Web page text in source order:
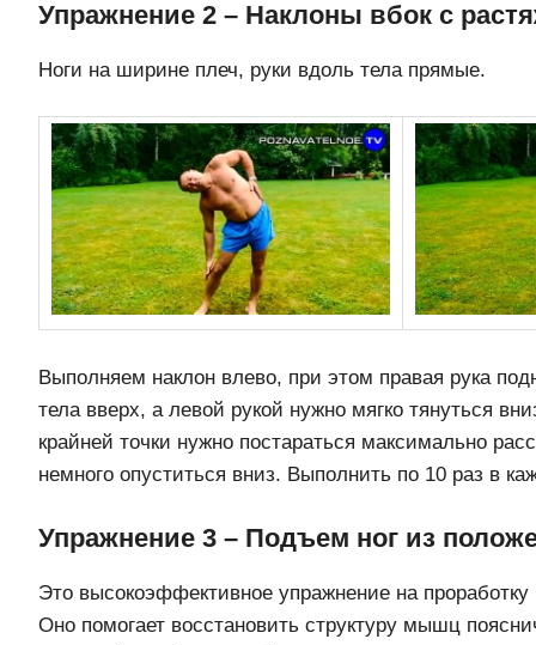
Упражнение 2 – Наклоны вбок с
Ноги на ширине плеч, руки вдоль тела прямые.
Выполняем наклон влево, при этом правая рука
тела вверх, а левой рукой нужно мягко тянуться
крайней точки нужно постараться максимально
немного опуститься вниз. Выполнить по 10 раз в
Упражнение 3 – Подъем ног из
Это высокоэффективное упражнение на
Оно помогает восстановить структуру мышц